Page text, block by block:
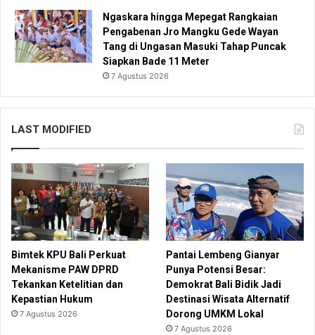
Ngaskara hingga Mepegat Rangkaian
Pengabenan Jro Mangku Gede Wayan
Tang di Ungasan Masuki Tahap Puncak
Siapkan Bade 11 Meter
7 Agustus 2026
LAST MODIFIED
Bimtek KPU Bali Perkuat
Mekanisme PAW DPRD
Tekankan Ketelitian dan
Kepastian Hukum
7 Agustus 2026
Pantai Lembeng Gianyar
Punya Potensi Besar:
Demokrat Bali Bidik Jadi
Destinasi Wisata Alternatif
Dorong UMKM Lokal
7 Agustus 2026